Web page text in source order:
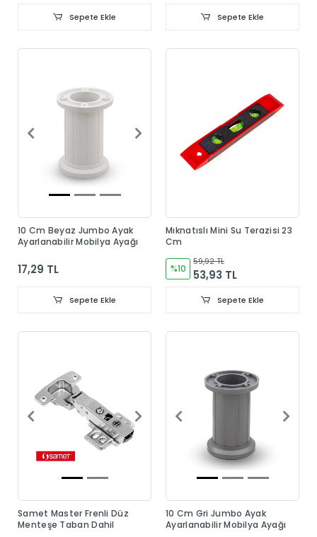
Sepete Ekle Sepete Ekle
10 Cm Beyaz Jumbo Ayak
Ayarlanabilir Mobilya Ayağı
17,29 TL
Sepete Ekle
Mıknatıslı Mini Su Terazisi 23
Cm
%10
59,92 TL
53,93 TL
Sepete Ekle
Samet Master Frenli Düz
Menteşe Taban Dahil
10 Cm Gri Jumbo Ayak
Ayarlanabilir Mobilya Ayağı